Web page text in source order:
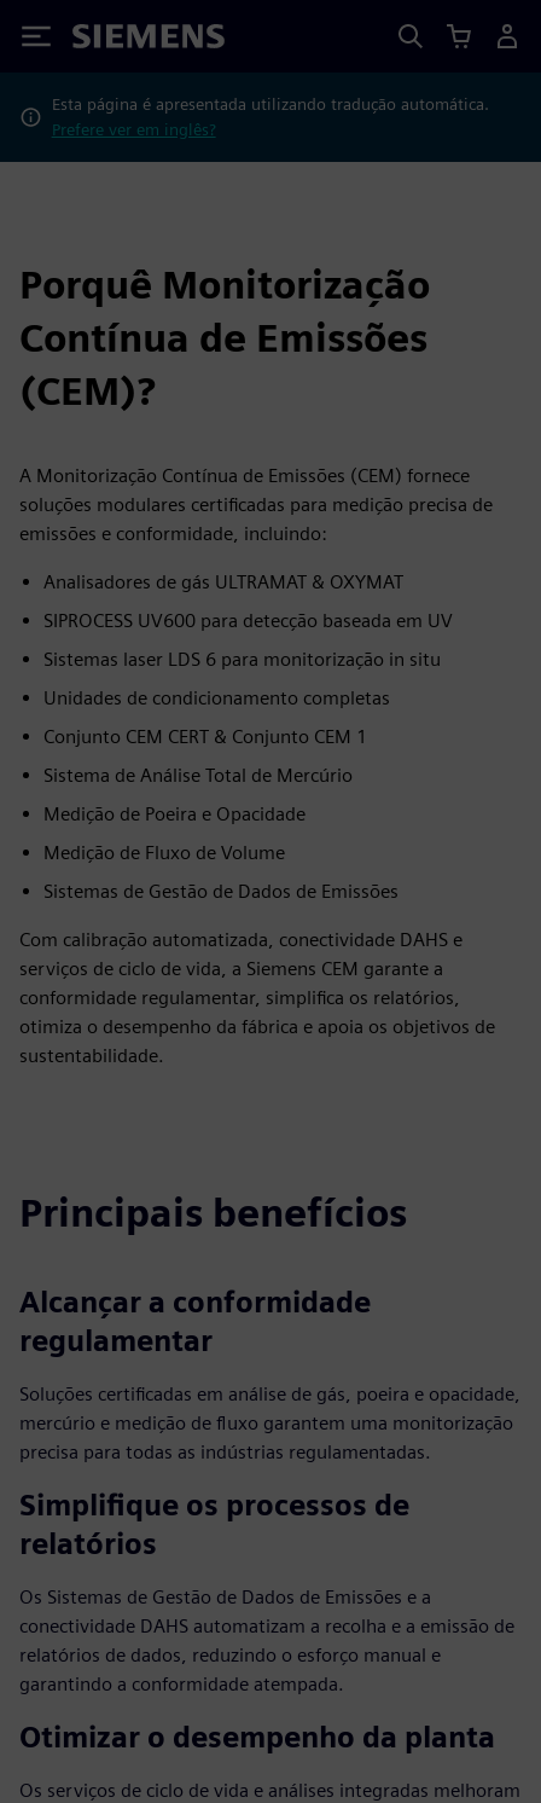
Siemens
Esta página é apresentada utilizando tradução automática.
Prefere ver em inglês?
Porquê Monitorização
Contínua de Emissões
(CEM)?
A Monitorização Contínua de Emissões (CEM) fornece
soluções modulares certificadas para medição precisa de
emissões e conformidade, incluindo:
Analisadores de gás ULTRAMAT & OXYMAT
SIPROCESS UV600 para detecção baseada em UV
Sistemas laser LDS 6 para monitorização in situ
Unidades de condicionamento completas
Conjunto CEM CERT & Conjunto CEM 1
Sistema de Análise Total de Mercúrio
Medição de Poeira e Opacidade
Medição de Fluxo de Volume
Sistemas de Gestão de Dados de Emissões
Com calibração automatizada, conectividade DAHS e
serviços de ciclo de vida, a Siemens CEM garante a
conformidade regulamentar, simplifica os relatórios,
otimiza o desempenho da fábrica e apoia os objetivos de
sustentabilidade.
Principais benefícios
Alcançar a conformidade
regulamentar
Soluções certificadas em análise de gás, poeira e opacidade,
mercúrio e medição de fluxo garantem uma monitorização
precisa para todas as indústrias regulamentadas.
Simplifique os processos de
relatórios
Os Sistemas de Gestão de Dados de Emissões e a
conectividade DAHS automatizam a recolha e a emissão de
relatórios de dados, reduzindo o esforço manual e
garantindo a conformidade atempada.
Otimizar o desempenho da planta
Os serviços de ciclo de vida e análises integradas melhoram